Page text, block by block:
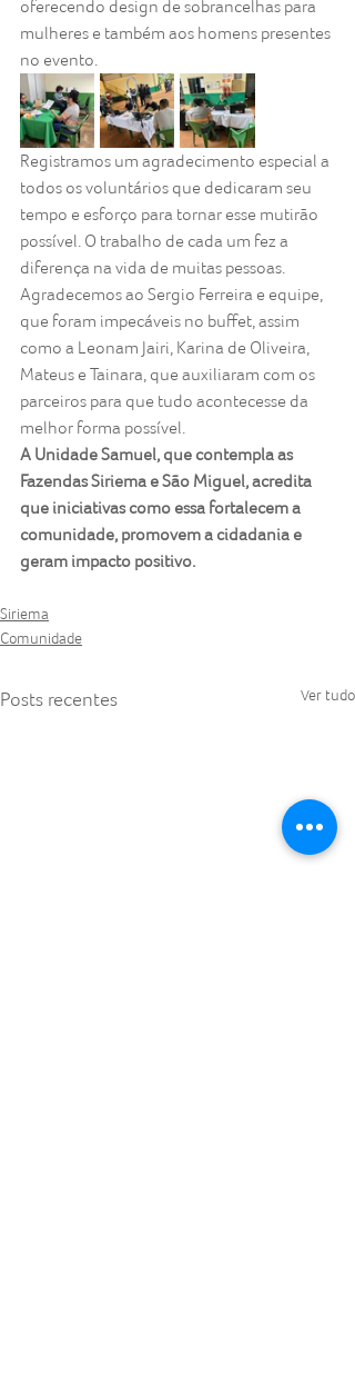
oferecendo design de sobrancelhas para
mulheres e também aos homens presentes
no evento.
Registramos um agradecimento especial a
todos os voluntários que dedicaram seu
tempo e esforço para tornar esse mutirão
possível. O trabalho de cada um fez a
diferença na vida de muitas pessoas.
Agradecemos ao Sergio Ferreira e equipe,
que foram impecáveis no buffet, assim
como a Leonam Jairi, Karina de Oliveira,
Mateus e Tainara, que auxiliaram com os
parceiros para que tudo acontecesse da
melhor forma possível.
A Unidade Samuel, que contempla as
Fazendas Siriema e São Miguel, acredita
que iniciativas como essa fortalecem a
comunidade, promovem a cidadania e
geram impacto positivo.
Siriema
Comunidade
Posts recentes Ver tudo